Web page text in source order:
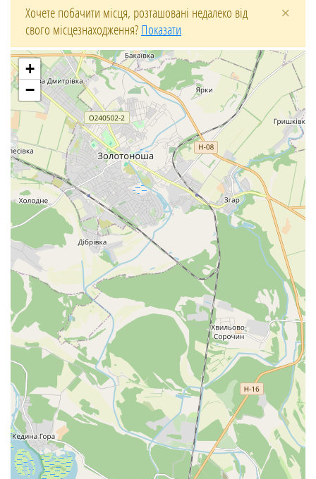
Хочете побачити місця, розташовані недалеко від
свого місцезнаходження?Показати
×
+
−